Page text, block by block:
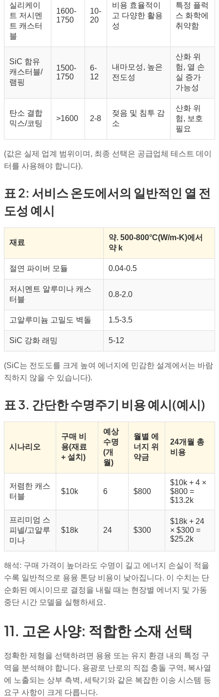
실리케이
트 저시멘
트 캐스터
블
1600-
1750
10-
20
비용 효율적이
고 다양한 활용
성
특정 플럭
스 화학에
취약함
SiC 함유
캐스터블/
램핑
1500-
1750
6-
12
내마모성, 높은
전도성
산화 위
험, 열 손
실 증가
가능성
탄소 결합
믹스/코팅
>1600 2-8
젖음 및 침투 감
소
산화 위
험, 보호
필요
(값은 실제 업계 범위이며, 최종 선택은 공급업체 테스트 데이
터를 사용해야 합니다).
표 2: 서비스 온도에서의 일반적인 열 전
도성 예시
재료
약. 500-800°C(W/m-K)에서
약 k
절연 파이버 모듈 0.04-0.5
저시멘트 알루미나 캐스
터블
0.8-2.0
고알루미늄 고밀도 벽돌 1.5-3.5
SiC 강화 래밍 5-12
(SiC는 전도도를 크게 높여 에너지에 민감한 설계에서는 바람
직하지 않을 수 있습니다).
표 3. 간단한 수명주기 비용 예시(예시)
시나리오
구매 비
용(재료
+ 설치)
예상
수명
(개
월)
월별 에
너지 위
약금
24개월 총
비용
저렴한 캐스
터블
$10k 6 $800
$10k + 4 ×
$800 =
$13.2k
프리미엄 스
피넬/고알루
미나
$18k 24 $300
$18k + 24
× $300 =
$25.2k
해석: 구매 가격이 높더라도 수명이 길고 에너지 손실이 적을
수록 일반적으로 용융 톤당 비용이 낮아집니다. 이 수치는 단
순화된 예시이므로 결정을 내릴 때는 현장별 에너지 및 가동
중단 시간 모델을 실행하세요.
11. 고온 사양: 적합한 소재 선택
정확한 제형을 선택하려면 용융 또는 유지 환경 내의 특정 구
역을 분석해야 합니다. 용광로 난로의 직접 충돌 구역, 복사열
에 노출되는 상부 측벽, 세탁기와 같은 복잡한 이송 시스템 등
요구 사항이 크게 다릅니다.